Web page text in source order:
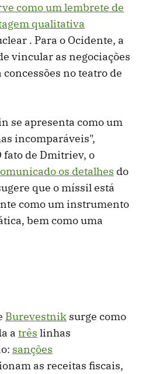
como um lembrete de
qualitativa
. Para o Ocidente, a
vincular as negociações
no teatro de
se apresenta como um
incomparáveis",
fato de Dmitriev, o
os detalhes do
que o míssil está
como um instrumento
bem como uma
Burevestnik surge como
a três linhas
sanções
as receitas fiscais,